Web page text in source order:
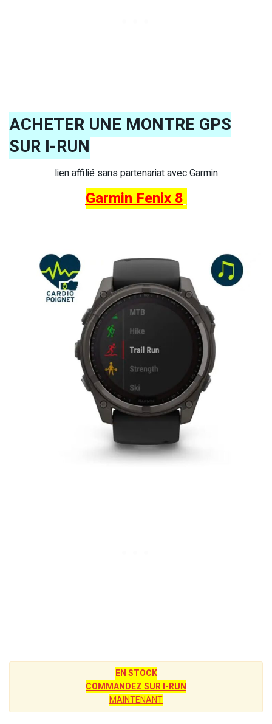
ACHETER UNE MONTRE GPS
SUR I-RUN
lien affilié sans partenariat avec Garmin
Garmin Fenix 8
EN STOCK
COMMANDEZ SUR I-RUN
MAINTENANT